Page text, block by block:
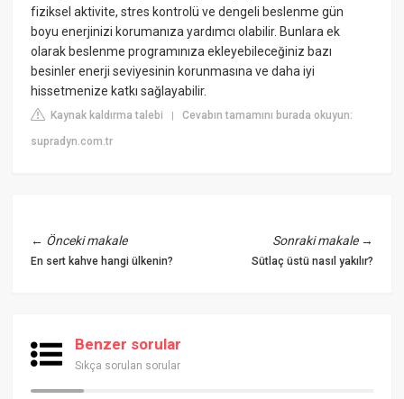
fiziksel aktivite, stres kontrolü ve dengeli beslenme gün
boyu enerjinizi korumanıza yardımcı olabilir. Bunlara ek
olarak beslenme programınıza ekleyebileceğiniz bazı
besinler enerji seviyesinin korunmasına ve daha iyi
hissetmenize katkı sağlayabilir.
Kaynak kaldırma talebi |Cevabın tamamını burada okuyun:
supradyn.com.tr
← Önceki makale
En sert kahve hangi ülkenin?
Sonraki makale→
Sütlaç üstü nasıl yakılır?
Benzer sorular
Sıkça sorulan sorular